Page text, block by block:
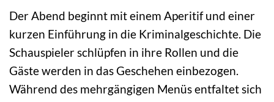
Der Abend beginnt mit einem Aperitif und einer
kurzen Einführung in die Kriminalgeschichte. Die
Schauspieler schlüpfen in ihre Rollen und die
Gäste werden in das Geschehen einbezogen.
Während des mehrgängigen Menüs entfaltet sich